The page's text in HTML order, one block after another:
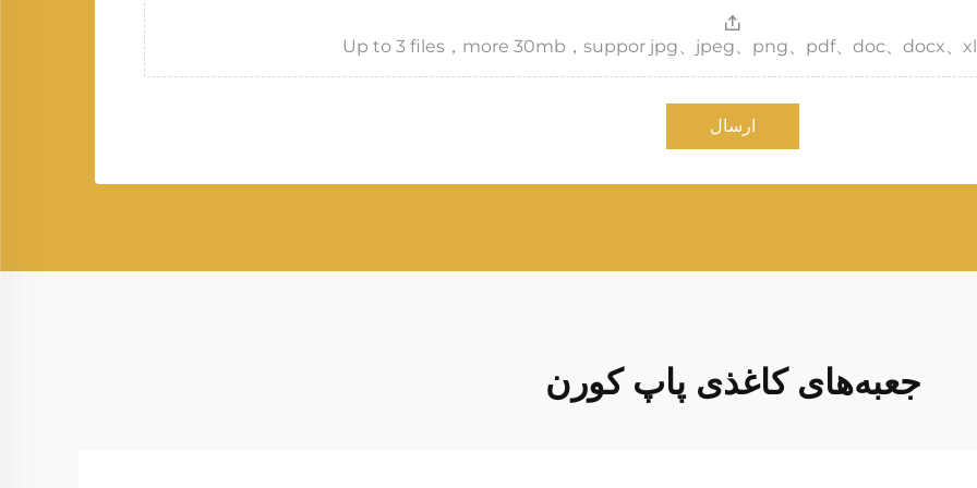
Up to 3 files，more 30mb，suppor jpg、jpeg、png、pdf、doc、docx、
ارسال
جعبه‌های کاغذی پاپ کورن